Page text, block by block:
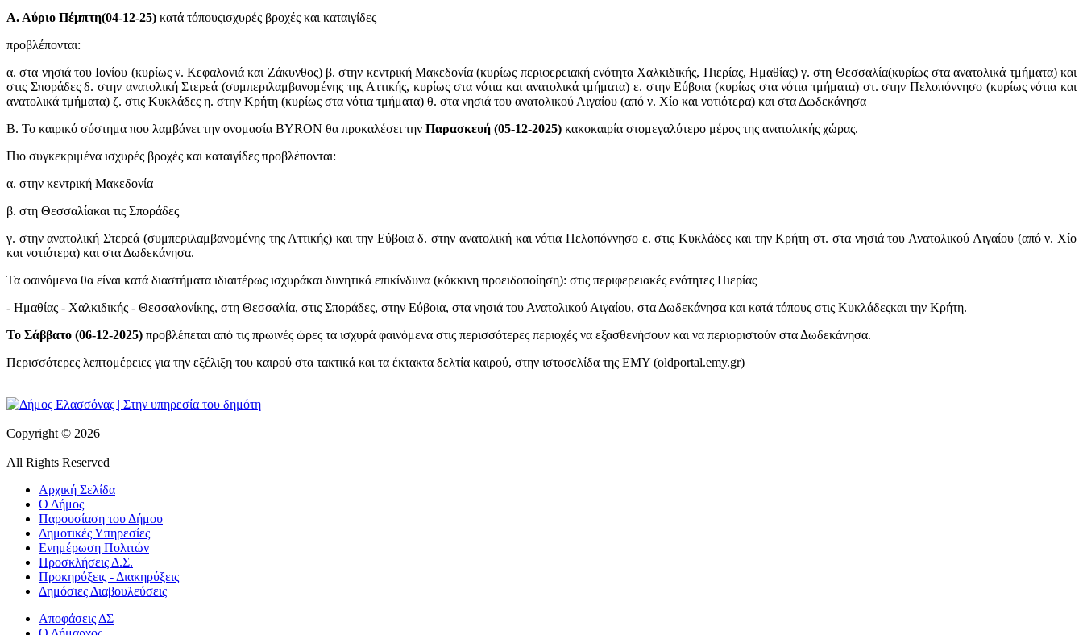
Α. Αύριο Πέμπτη(04-12-25) κατά τόπουςισχυρές βροχές και καταιγίδες
προβλέπονται:
α. στα νησιά του Ιονίου (κυρίως ν. Κεφαλονιά και Ζάκυνθος) β. στην κεντρική Μακεδονία (κυρίως περιφερειακή ενότητα Χαλκιδικής, Πιερίας, Ημαθίας) γ. στη Θεσσαλία(κυρίως στα ανατολικά τμήματα) και
στις Σποράδες δ. στην ανατολική Στερεά (συμπεριλαμβανομένης της Αττικής, κυρίως στα νότια και ανατολικά τμήματα) ε. στην Εύβοια (κυρίως στα νότια τμήματα) στ. στην Πελοπόννησο (κυρίως νότια και
ανατολικά τμήματα) ζ. στις Κυκλάδες η. στην Κρήτη (κυρίως στα νότια τμήματα) θ. στα νησιά του ανατολικού Αιγαίου (από ν. Χίο και νοτιότερα) και στα Δωδεκάνησα
Β. Το καιρικό σύστημα που λαμβάνει την ονομασία BYRON θα προκαλέσει την Παρασκευή (05-12-2025) κακοκαιρία στομεγαλύτερο μέρος της ανατολικής χώρας.
Πιο συγκεκριμένα ισχυρές βροχές και καταιγίδες προβλέπονται:
α. στην κεντρική Μακεδονία
β. στη Θεσσαλίακαι τις Σποράδες
γ. στην ανατολική Στερεά (συμπεριλαμβανομένης της Αττικής) και την Εύβοια δ. στην ανατολική και νότια Πελοπόννησο ε. στις Κυκλάδες και την Κρήτη στ. στα νησιά του Ανατολικού Αιγαίου (από ν. Χίο
και νοτιότερα) και στα Δωδεκάνησα.
Τα φαινόμενα θα είναι κατά διαστήματα ιδιαιτέρως ισχυράκαι δυνητικά επικίνδυνα (κόκκινη προειδοποίηση): στις περιφερειακές ενότητες Πιερίας
- Ημαθίας - Χαλκιδικής - Θεσσαλονίκης, στη Θεσσαλία, στις Σποράδες, στην Εύβοια, στα νησιά του Ανατολικού Αιγαίου, στα Δωδεκάνησα και κατά τόπους στις Κυκλάδεςκαι την Κρήτη.
Το Σάββατο (06-12-2025) προβλέπεται από τις πρωινές ώρες τα ισχυρά φαινόμενα στις περισσότερες περιοχές να εξασθενήσουν και να περιοριστούν στα Δωδεκάνησα.
Περισσότερες λεπτομέρειες για την εξέλιξη του καιρού στα τακτικά και τα έκτακτα δελτία καιρού, στην ιστοσελίδα της ΕΜΥ (oldportal.emy.gr)
Copyright © 2026
All Rights Reserved
Αρχική Σελίδα
Ο Δήμος
Παρουσίαση του Δήμου
Δημοτικές Υπηρεσίες
Ενημέρωση Πολιτών
Προσκλήσεις Δ.Σ.
Προκηρύξεις - Διακηρύξεις
Δημόσιες Διαβουλεύσεις
Αποφάσεις ΔΣ